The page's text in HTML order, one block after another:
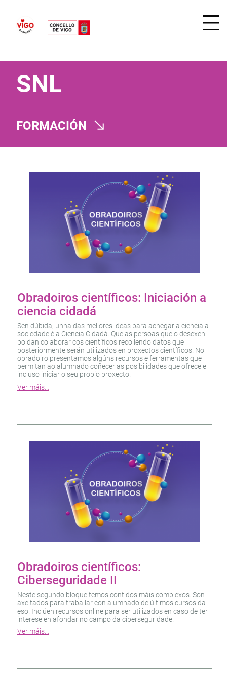
SNL
FORMACIÓN
Obradoiros científicos: Iniciación a
ciencia cidadá
Sen dúbida, unha das mellores ideas para achegar a ciencia a
sociedade é a Ciencia Cidadá. Que as persoas que o desexen
poidan colaborar cos científicos recollendo datos que
posteriormente serán utilizados en proxectos científicos. No
obradoiro presentamos algúns recursos e ferramentas que
permitan ao alumnado coñecer as posibilidades que ofrece e
incluso iniciar o seu propio proxecto.
Ver máis…
Obradoiros científicos:
Ciberseguridade II
Neste segundo bloque temos contidos máis complexos. Son
axeitados para traballar con alumnado de últimos cursos da
eso. Inclúen recursos online para ser utilizados en caso de ter
interese en afondar no campo da ciberseguridade.
Ver máis…